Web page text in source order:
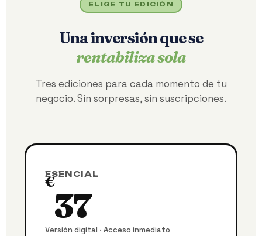
ELIGE TU EDICIÓN
Una inversión que se
rentabiliza sola
Tres ediciones para cada momento de tu
negocio. Sin sorpresas, sin suscripciones.
ESENCIAL
€
37
Versión digital · Acceso inmediato